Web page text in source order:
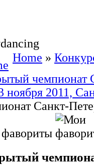
Home »
чемпионат
ноября 2011,
Санкт-